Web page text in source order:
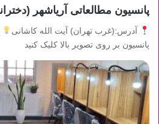
پانسیون مطالعاتی آریاشهر
آدرس:(غرب تهران) آیت الله کاشانی
پانسیون بر روی تصویر بالا کلیک کنید